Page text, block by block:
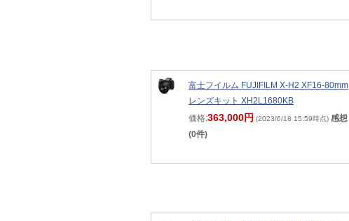
富士フイルム FUJIFILM X-H2 XF16-80mm
レンズキット XH2L1680KB
価格:363,000円 (2023/6/18 15:59時点) 感想
(0件)